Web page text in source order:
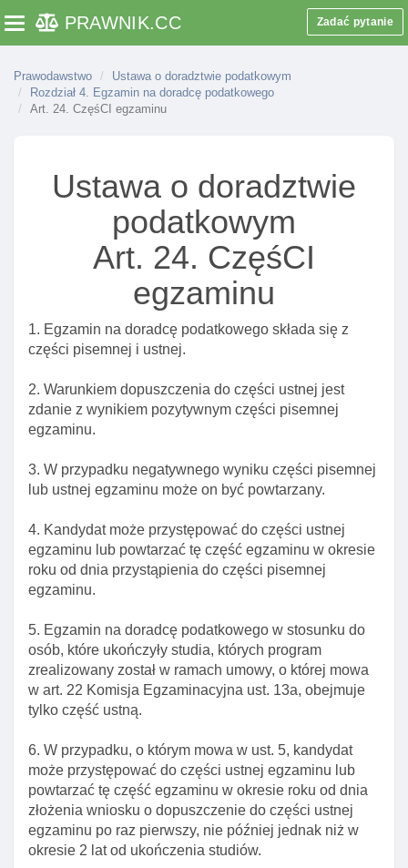
Toggle navigation
PRAWNIK.CC Zadać pytanie
Prawodawstwo
Ustawa o doradztwie podatkowym
Rozdział 4. Egzamin na doradcę podatkowego
Art. 24. CzęśCI egzaminu
Ustawa o doradztwie
podatkowym
Art. 24. CzęśCI
egzaminu
1. Egzamin na doradcę podatkowego składa się z
części pisemnej i ustnej.
2. Warunkiem dopuszczenia do części ustnej jest
zdanie z wynikiem pozytywnym części pisemnej
egzaminu.
3. W przypadku negatywnego wyniku części pisemnej
lub ustnej egzaminu może on być powtarzany.
4. Kandydat może przystępować do części ustnej
egzaminu lub powtarzać tę część egzaminu w okresie
roku od dnia przystąpienia do części pisemnej
egzaminu.
5. Egzamin na doradcę podatkowego w stosunku do
osób, które ukończyły studia, których program
zrealizowany został w ramach umowy, o której mowa
w art. 22 Komisja Egzaminacyjna ust. 13a, obejmuje
tylko część ustną.
6. W przypadku, o którym mowa w ust. 5, kandydat
może przystępować do części ustnej egzaminu lub
powtarzać tę część egzaminu w okresie roku od dnia
złożenia wniosku o dopuszczenie do części ustnej
egzaminu po raz pierwszy, nie później jednak niż w
okresie 2 lat od ukończenia studiów.
Art. 2. CzynnośCI doradztwa podatkowego
Art. 3. Podmioty uprawnione do zawodowego
Art. 4. Inne podmioty uprawnione do zawodowego
wykonywania doradztwa podatkowego
Rozdział 2. Wpis na listę doradców podatkowych
Art. 6. Warunek wpisu na listę doradców
podatkowych
Art. 7. Wpis na listę doradców podatkowych
Art. 8. ślubowanie doradcy podatkowego
Art. 9. Tytuł doradcy podatkowego
Art. 10. Przesłanki skreślenia z listy doradców I utraty
Art. 11. Opłata za wpis na listę
Art. 12. Rozporządzenie w sprawie udostępniania
Art. 13. Decyzja administracyjna o wpisie na listę lub
odmowie dopuszczenia do egzaminu
Rozdział 3. Wpis do rejestru osób prawnych
uprawnionych do wykonywania doradztwa
podatkowego
Art. 14. Rejestr osób prawnych uprawnionych do
Art. 15. Oznaczenie "spółka doradztwa
podatkowego"
Art. 16. Przesłanki skreślenia osoby prawnej z
rejestru
Art. 17. Odpowiedzialność za spółki doradztwa
podatkowego
Art. 18. Decyzje ministra właściwego do spraw
finansów publicznych o wpisie, odmowie wpisu I
skreśleniu z rejestru